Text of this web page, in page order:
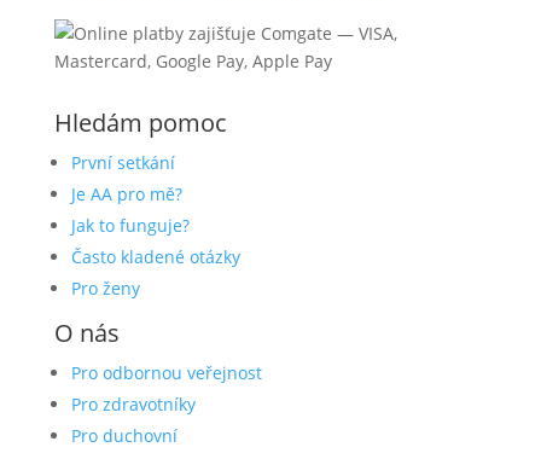
Hledám pomoc
První setkání
Je AA pro mě?
Jak to funguje?
Často kladené otázky
Pro ženy
O nás
Pro odbornou veřejnost
Pro zdravotníky
Pro duchovní